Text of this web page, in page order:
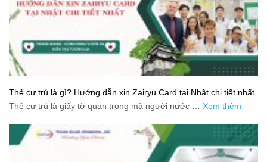
Thẻ cư trú là gì? Hướng dẫn xin Zairyu Card tại Nhật chi tiết nhất
Thẻ cư trú là giấy tờ quan trọng mà người nước … Xem thêm